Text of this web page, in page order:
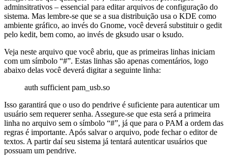
adminsitrativos – essencial para editar arquivos de configuração do
sistema. Mas lembre-se que se a sua distribuição usa o KDE como
ambiente gráfico, ao invés do Gnome, você deverá substituir o gedit
pelo kedit, bem como, ao invés de gksudo usar o ksudo.
Veja neste arquivo que você abriu, que as primeiras linhas iniciam
com um símbolo “#”. Estas linhas são apenas comentários, logo
abaixo delas você deverá digitar a seguinte linha:
auth sufficient pam_usb.so
Isso garantirá que o uso do pendrive é suficiente para autenticar um
usuário sem requerer senha. Assegure-se que esta será a primeira
linha no arquivo sem o símbolo “#”, já que para o PAM a ordem das
regras é importante. Após salvar o arquivo, pode fechar o editor de
textos. A partir daí seu sistema já tentará autenticar usuários que
possuam um pendrive.